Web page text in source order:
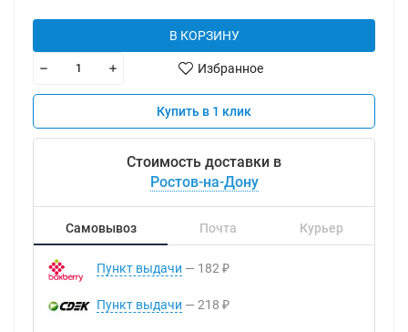
В КОРЗИНУ
Избранное
Купить в 1 клик
Стоимость доставки в
Ростов-на-Дону
Самовывоз Почта Курьер
Пункт выдачи 182 ₽
Пункт выдачи 218 ₽